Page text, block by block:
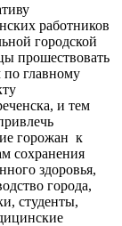
работников
городской
прошествовать
главному
и тем
горожан к
сохранения
здоровья,
города,
студенты,